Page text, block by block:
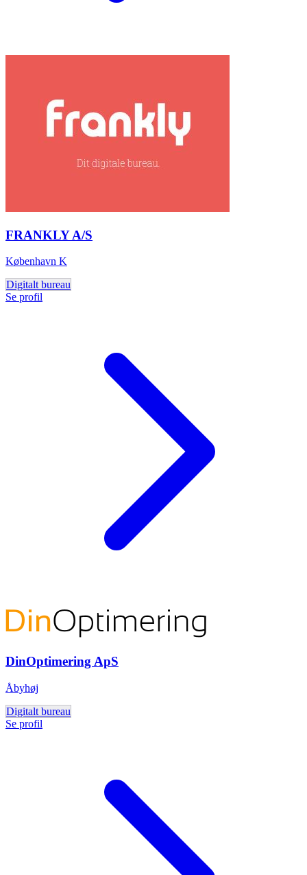
FRANKLY A/S
København K
Digitalt bureau
Se profil
DinOptimering ApS
Åbyhøj
Digitalt bureau
Se profil